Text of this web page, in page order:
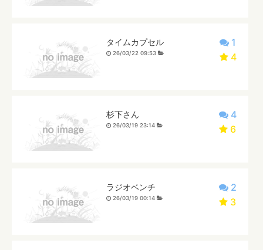
1
4
タイムカプセル
26/03/22 09:53
4
6
杉下さん
26/03/19 23:14
2
3
ラジオベンチ
26/03/19 00:14